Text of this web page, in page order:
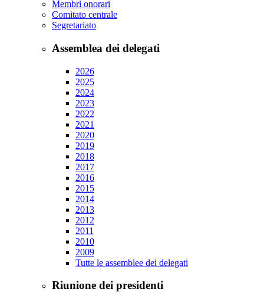
Membri onorari
Comitato centrale
Segretariato
Assemblea dei delegati
2026
2025
2024
2023
2022
2021
2020
2019
2018
2017
2016
2015
2014
2013
2012
2011
2010
2009
Tutte le assemblee dei delegati
Riunione dei presidenti